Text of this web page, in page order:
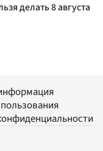
делать 8 августа